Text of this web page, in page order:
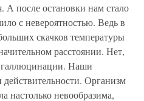
А после остановки нам стало
с невероятностью. Ведь в
скачков температуры
расстоянии. Нет,
галлюцинации. Наши
Организм
настолько невообразима,